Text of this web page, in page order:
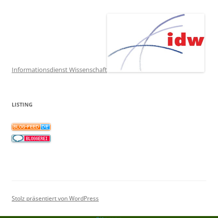
Informationsdienst Wissenschaft
LISTING
Stolz präsentiert von WordPress